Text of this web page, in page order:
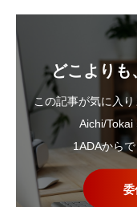
どこよりも
この記事が気に入
Aichi/Tokai
1ADAから
委